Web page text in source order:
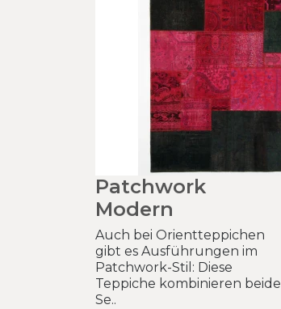
Patchwork
Modern
Auch bei Orientteppichen
gibt es Ausführungen im
Patchwork-Stil: Diese
Teppiche kombinieren beide
Se..